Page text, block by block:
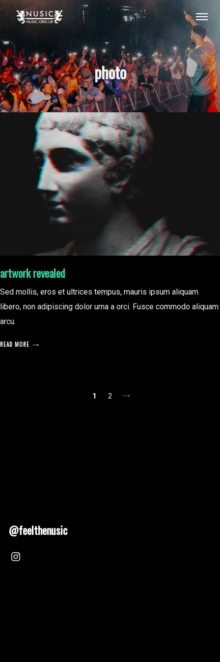
photo
artwork revealed
Sed mollis, eros et ultrices tempus, mauris ipsum aliquam
libero, non adipiscing dolor urna a orci. Fusce commodo aliquam
arcu.
READ MORE
1 2
@feelthenusic